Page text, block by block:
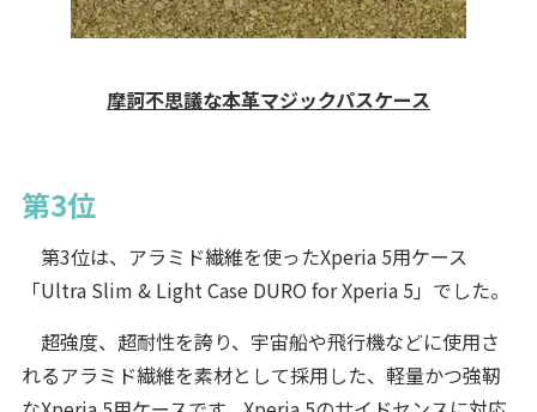
摩訶不思議な本革マジックパスケース
第3位
第3位は、アラミド繊維を使ったXperia 5用ケース
「Ultra Slim & Light Case DURO for Xperia 5」でした。
超強度、超耐性を誇り、宇宙船や飛行機などに使用さ
れるアラミド繊維を素材として採用した、軽量かつ強靭